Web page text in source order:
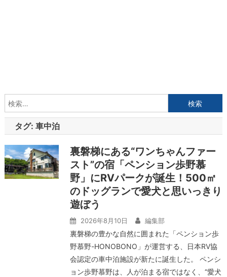
索:
タグ: 車中泊
裏磐梯にある“ワンちゃんファー
スト”の宿「ペンション歩野慕
野」にRVパークが誕生！500㎡
のドッグランで愛犬と思いっきり
遊ぼう
2026年8月10日 編集部
裏磐梯の豊かな自然に囲まれた「ペンション歩
野慕野-HONOBONO」が運営する、日本RV協
会認定の車中泊施設が新たに誕生した。 ペンシ
ョン歩野慕野は、人が泊まる宿ではなく、“愛犬